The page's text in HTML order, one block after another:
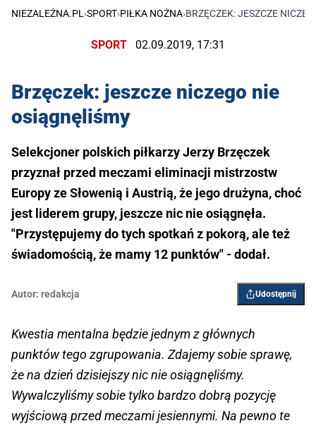
NIEZALEŻNA.PL ›SPORT›PIŁKA NOŻNA›BRZĘCZEK: JESZCZE
SPORT 02.09.2019, 17:31
Brzęczek: jeszcze niczego nie
osiągnęliśmy
Selekcjoner polskich piłkarzy Jerzy Brzęczek
przyznał przed meczami eliminacji mistrzostw
Europy ze Słowenią i Austrią, że jego drużyna, choć
jest liderem grupy, jeszcze nic nie osiągnęła.
"Przystępujemy do tych spotkań z pokorą, ale też
świadomością, że mamy 12 punktów" - dodał.
Autor: redakcja Udostępnij
Kwestia mentalna będzie jednym z głównych
punktów tego zgrupowania. Zdajemy sobie sprawę,
że na dzień dzisiejszy nic nie osiągnęliśmy.
Wywalczyliśmy sobie tylko bardzo dobrą pozycję
wyjściową przed meczami jesiennymi. Na pewno te